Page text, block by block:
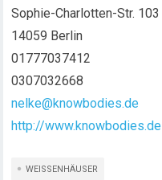
Sophie-Charlotten-Str. 103
14059 Berlin
01777037412
0307032668
nelke@knowbodies.de
http://www.knowbodies.de
WEISSENHÄUSER